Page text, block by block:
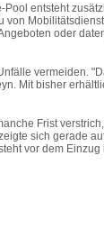
entsteht
von
oder
vermeiden.
Mit bisher
Frist
sich gerade
vor dem